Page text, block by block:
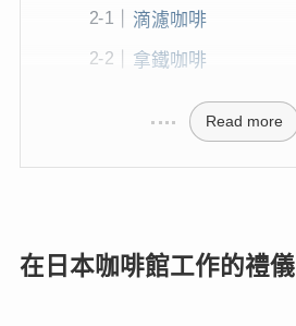
滴濾咖啡
拿鐵咖啡
Read more
在日本咖啡館工作的禮儀